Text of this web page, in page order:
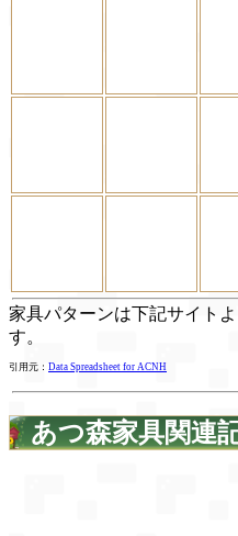
家具パターンは下記サイト
す。
引用元： Data Spreadsheet for ACNH
あつ森家具関連